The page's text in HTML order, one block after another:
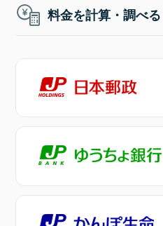
料金を計算・調べる